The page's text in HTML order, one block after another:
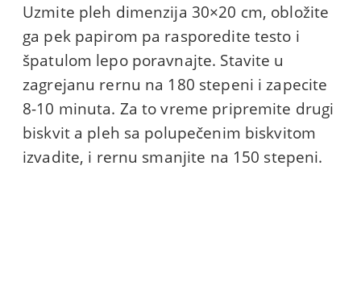
Uzmite pleh dimenzija 30×20 cm, obložite
ga pek papirom pa rasporedite testo i
špatulom lepo poravnajte. Stavite u
zagrejanu rernu na 180 stepeni i zapecite
8-10 minuta. Za to vreme pripremite drugi
biskvit a pleh sa polupečenim biskvitom
izvadite, i rernu smanjite na 150 stepeni.